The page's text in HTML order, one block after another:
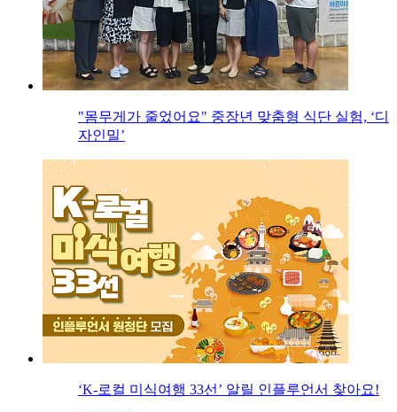
"몸무게가 줄었어요" 중장년 맞춤형 식단 실험, ‘디
자인밀’
‘K-로컬 미식여행 33선’ 알릴 인플루언서 찾아요!